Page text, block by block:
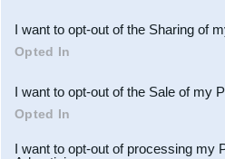
Downstream Participants
third parties.
I want to opt-out of the Sharing of
Opted In
I want to opt-out of the Sale of my
Opted In
I want to opt-out of processing my